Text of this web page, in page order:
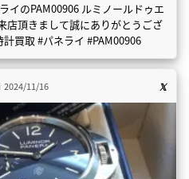
イのPAM00906 ルミノールドゥエ
店頂きまして誠にありがとうござ
買取 #パネライ #PAM00906
2024/11/16